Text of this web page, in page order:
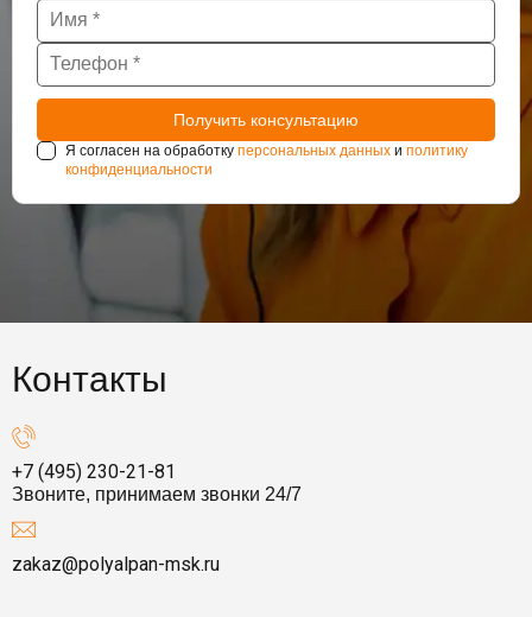
Я согласен на обработку персональных данных и политику
конфиденциальности
Контакты
+7 (495) 230-21-81
Звоните, принимаем звонки 24/7
zakaz@polyalpan-msk.ru